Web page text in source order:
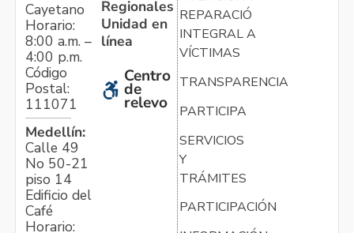
Cayetano
Horario:
8:00 a.m. –
4:00 p.m.
Código
Postal:
111071
Medellín:
Calle 49
No 50-21
piso 14
Edificio del
Café
Horario:
Regionales
Unidad en
línea
Centro
de
relevo
REPARACIÓN
INTEGRAL A
VÍCTIMAS
TRANSPARENCIA
PARTICIPA
SERVICIOS
Y
TRÁMITES
PARTICIPACIÓN